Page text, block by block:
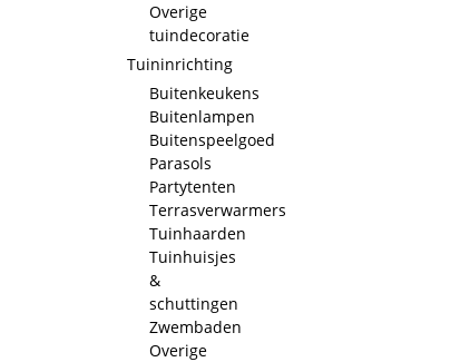
Overige
tuindecoratie
Tuininrichting
Buitenkeukens
Buitenlampen
Buitenspeelgoed
Parasols
Partytenten
Terrasverwarmers
Tuinhaarden
Tuinhuisjes
&
schuttingen
Zwembaden
Overige